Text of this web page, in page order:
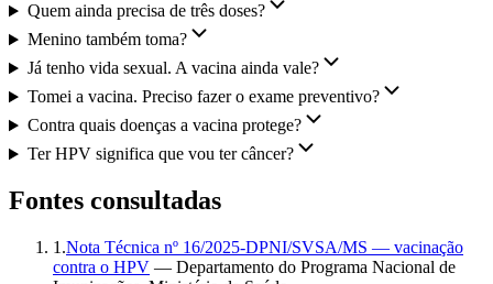
Quem ainda precisa de três doses?
Menino também toma?
Já tenho vida sexual. A vacina ainda vale?
Tomei a vacina. Preciso fazer o exame preventivo?
Contra quais doenças a vacina protege?
Ter HPV significa que vou ter câncer?
Fontes consultadas
1 .Nota Técnica nº 16/2025-DPNI/SVSA/MS — vacinação
contra o HPV — Departamento do Programa Nacional de